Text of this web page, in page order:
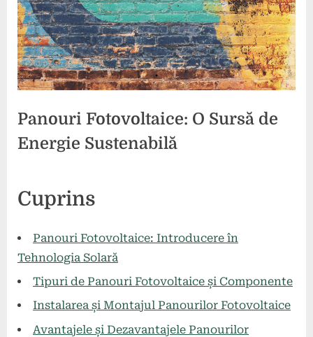
Panouri Fotovoltaice: O Sursă de
Energie Sustenabilă
on
mai
Cuprins
Panouri Fotovoltaice: Introducere în
Tehnologia Solară
Tipuri de Panouri Fotovoltaice și Componente
Instalarea și Montajul Panourilor Fotovoltaice
Avantajele și Dezavantajele Panourilor